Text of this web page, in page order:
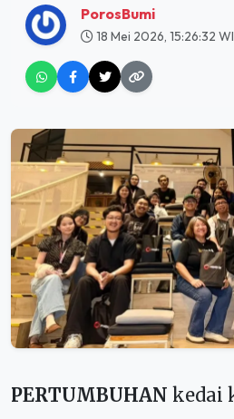
PorosBumi
18 Mei 2026, 15:26:32
PERTUMBUHAN kedai